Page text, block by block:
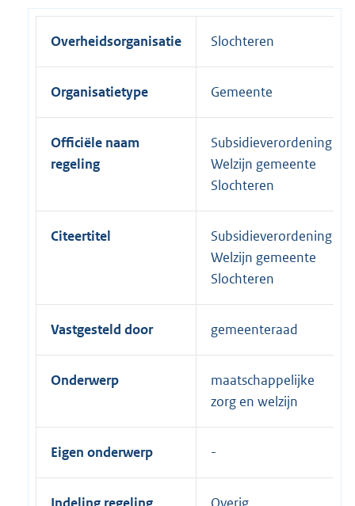
Overheidsorganisatie Slochteren
Organisatietype Gemeente
Officiële naam
regeling
Subsidieverordening
Welzijn gemeente
Slochteren
Citeertitel
Subsidieverordening
Welzijn gemeente
Slochteren
Vastgesteld door gemeenteraad
Onderwerp
maatschappelijke
zorg en welzijn
Eigen onderwerp